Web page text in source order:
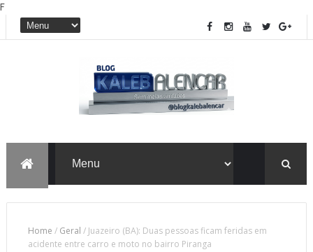
F
Home / Geral / Juazeiro (BA): Duas pessoas ficam feridas em
acidente entre carro e moto no bairro Piranga